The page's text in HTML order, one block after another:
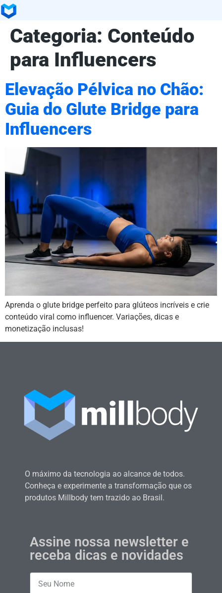
Categoria: Conteúdo
para Influencers
Elevação Pélvica no Chão:
Guia do Glute Bridge para
Influencers
Aprenda o glute bridge perfeito para glúteos incríveis e crie
conteúdo viral como influencer. Variações, dicas e
monetização inclusas!
O máximo da tecnologia ao alcance de todos.
Conheça e experimente a transformação que os
produtos Millbody tem trazido ao Brasil.
Assine nossa newsletter e
receba dicas e novidades